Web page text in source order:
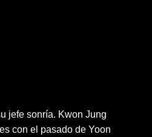
jefe sonría. Kwon Jung
con el pasado de Yoon